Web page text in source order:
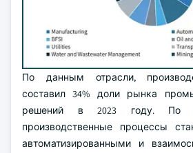
По данным отрасли,
составил 34% доли рынка
решений в 2023 году. По
производственные процессы
автоматизированными и